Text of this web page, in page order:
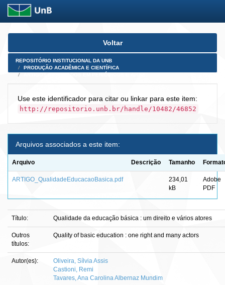
Skip
Voltar
REPOSITÓRIO INSTITUCIONAL DA UNB
PRODUÇÃO ACADÊMICA E CIENTÍFICA
Use este identificador para citar ou linkar para este item:
http://repositorio.unb.br/handle/10482/46852
Arquivos associados a este item:
Arquivo Descrição Tamanho
ARTIGO_QualidadeEducacaoBasica.pdf
234,01
kB
Adobe
PDF
Título: Qualidade da educação básica : um direito e vários atores
Outros
títulos:
Quality of basic education : one right and many actors
Autor(es):
Oliveira, Sílvia Assis
Castioni, Remi
Tavares, Ana Carolina Albernaz Mundim